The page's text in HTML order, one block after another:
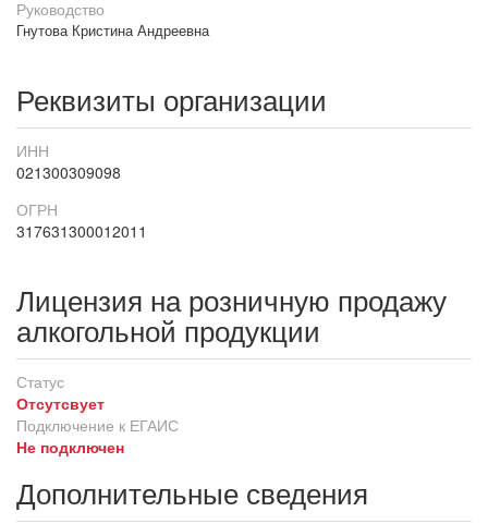
Руководство
Гнутова Кристина Андреевна
Реквизиты организации
ИНН
021300309098
ОГРН
317631300012011
Лицензия на розничную продажу
алкогольной продукции
Статус
Отсутсвует
Подключение к ЕГАИС
Не подключен
Дополнительные сведения